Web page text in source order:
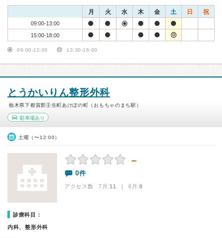
月 火 水 木 金 土 日 祝
09:00-13:00
15:00-18:00
09:00-12:00 13:30-16:00
とうかいりん整形外科
栃木県下都賀郡壬生町あけぼの町（おもちゃのまち駅）
駐車場あり
土曜（〜12:00）
－
0件
アクセス数 7月:11 | 6月:8
診療科目：
内科、整形外科